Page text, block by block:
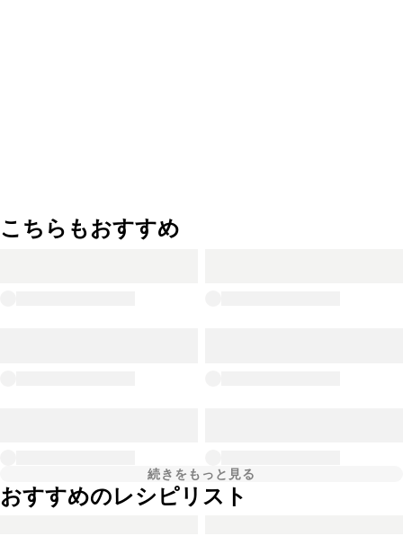
こちらもおすすめ
続きをもっと見る
おすすめのレシピリスト